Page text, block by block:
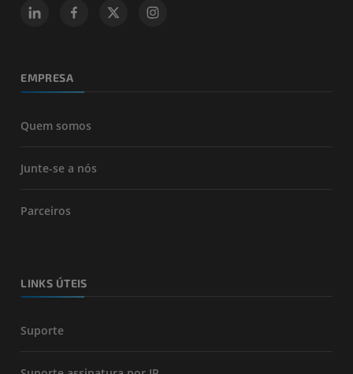
EMPRESA
Quem somos
Junte-se a nós
Parceiros
LINKS ÚTEIS
Suporte